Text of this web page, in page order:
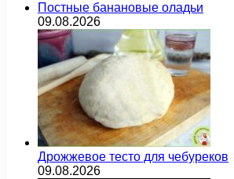
Постные банановые оладьи
09.08.2026
Дрожжевое тесто для чебуреков
09.08.2026